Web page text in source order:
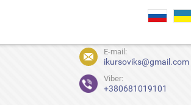
E-mail:
ikursoviks@gmail.com
Viber:
+380681019101